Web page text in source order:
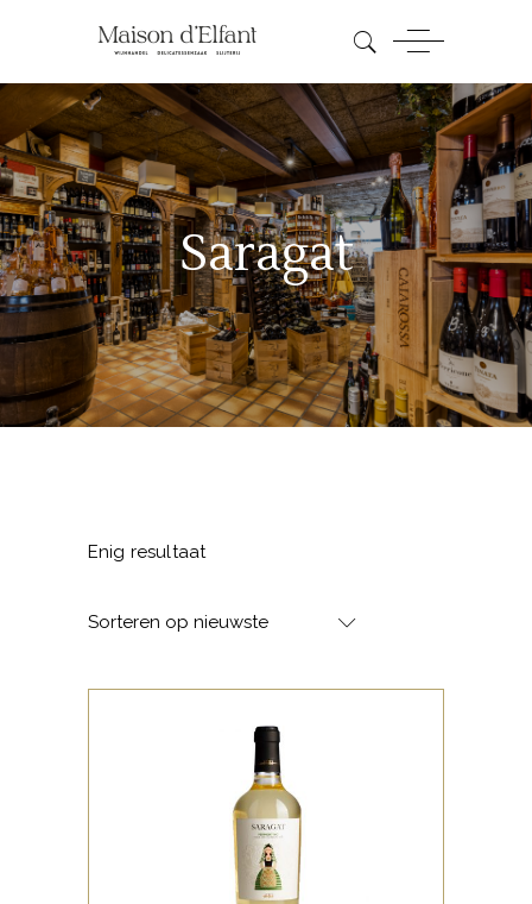
Saragat
Enig resultaat
Sorteren op nieuwste
ITALIAANSE FAVORIETEN
WITTE WIJNEN
Lichtgele kleur met groene
reflecties. Aroma’s van